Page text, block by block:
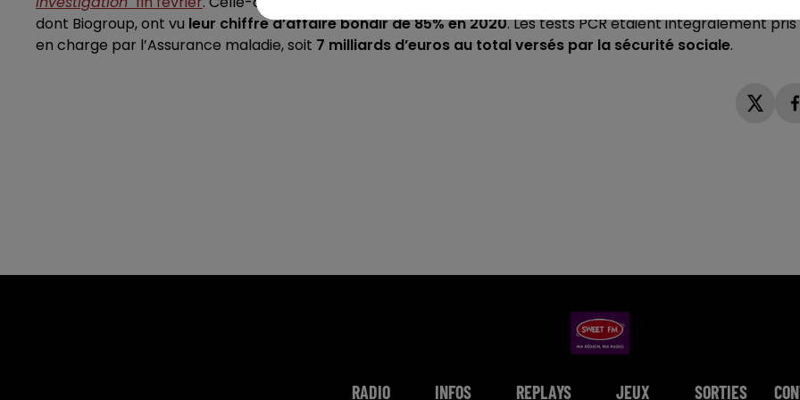
dont Biogroup, ont vu leur chiffre d’affaire bondir de 85% en 2020. Les tests PCR étaient intégralement pris
en charge par l’Assurance maladie, soit 7 milliards d’euros au total versés par la sécurité sociale.
RADIO INFOS REPLAYS JEUX SORTIES